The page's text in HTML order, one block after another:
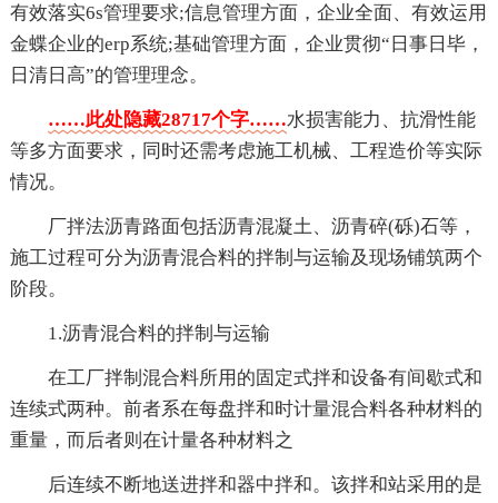
有效落实6s管理要求;信息管理方面，企业全面、有效运用
金蝶企业的erp系统;基础管理方面，企业贯彻“日事日毕，
日清日高”的管理理念。
……此处隐藏28717个字……水损害能力、抗滑性能
等多方面要求，同时还需考虑施工机械、工程造价等实际
情况。
厂拌法沥青路面包括沥青混凝土、沥青碎(砾)石等，
施工过程可分为沥青混合料的拌制与运输及现场铺筑两个
阶段。
1.沥青混合料的拌制与运输
在工厂拌制混合料所用的固定式拌和设备有间歇式和
连续式两种。前者系在每盘拌和时计量混合料各种材料的
重量，而后者则在计量各种材料之
后连续不断地送进拌和器中拌和。该拌和站采用的是